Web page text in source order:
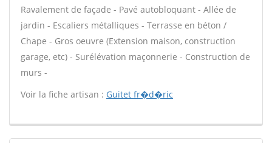
Ravalement de façade - Pavé autobloquant - Allée de
jardin - Escaliers métalliques - Terrasse en béton /
Chape - Gros oeuvre (Extension maison, construction
garage, etc) - Surélévation maçonnerie - Construction de
murs -
Voir la fiche artisan : Guitet fr�d�ric